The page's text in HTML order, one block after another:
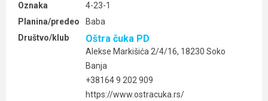
Oznaka
4-23-1
Planina/predeo
Baba
Društvo/klub
Oštra čuka PD
Alekse Markišića 2/4/16, 18230 Soko
Banja
+38164 9 202 909
https://www.ostracuka.rs/